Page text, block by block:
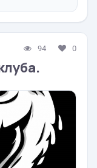
94 0